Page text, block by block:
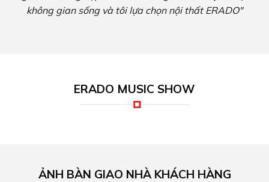
không gian sống và tôi lựa chọn nội thất ERADO"
ERADO MUSIC SHOW
ẢNH BÀN GIAO NHÀ KHÁCH HÀNG